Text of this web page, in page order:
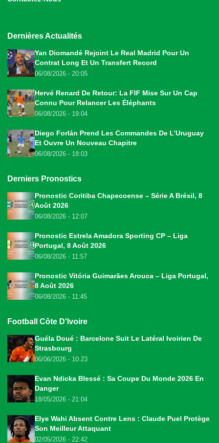
Dernières Actualités
Yan Diomandé Rejoint Le Real Madrid Pour Un
Contrat Long Et Un Transfert Record
06/08/2026 - 20:05
Hervé Renard De Retour: La FIF Mise Sur Un Cap
Connu Pour Relancer Les Éléphants
06/08/2026 - 19:04
Diego Forlán Prend Les Commandes De L’Uruguay
Et Ouvre Un Nouveau Chapitre
06/08/2026 - 18:03
Derniers Pronostics
Pronostic Coritiba Chapecoense – Série A Brésil, 8
Août 2026
06/08/2026 - 12:07
Pronostic Estrela Amadora Sporting CP – Liga
Portugal, 8 Août 2026
06/08/2026 - 11:57
Pronostic Vitória Guimarães Arouca – Liga Portugal,
8 Août 2026
06/08/2026 - 11:45
Football Côte D'Ivoire
Guéla Doué : Barcelone Suit Le Latéral Ivoirien De
Strasbourg
06/06/2026 - 10:23
Evan Ndicka Blessé : Sa Coupe Du Monde 2026 En
Danger
18/05/2026 - 21:04
Elye Wahi Absent Contre Lens : Claude Puel Protège
Son Meilleur Attaquant
02/05/2026 - 22:42